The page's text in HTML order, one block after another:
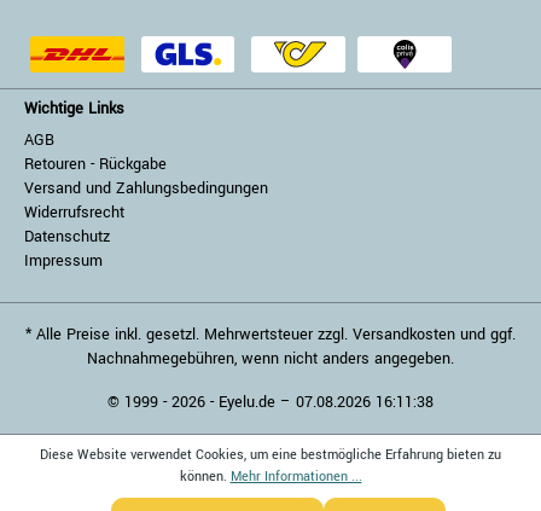
Wichtige Links
AGB
Retouren - Rückgabe
Versand und Zahlungsbedingungen
Widerrufsrecht
Datenschutz
Impressum
* Alle Preise inkl. gesetzl. Mehrwertsteuer zzgl. Versandkosten und ggf.
Nachnahmegebühren, wenn nicht anders angegeben.
© 1999 - 2026 - Eyelu.de – 07.08.2026 16:11:38
Diese Website verwendet Cookies, um eine bestmögliche Erfahrung bieten zu
können. Mehr Informationen ...